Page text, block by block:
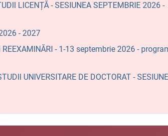
LICENȚĂ - SESIUNEA SEPTEMBRIE 2026 -
- 2027
- 1-13 septembrie 2026 -
UNIVERSITARE DE DOCTORAT -